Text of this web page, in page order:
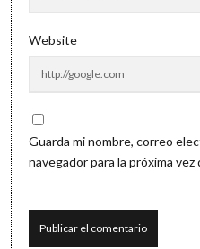
Website
Guarda mi nombre, correo
navegador para la próxima